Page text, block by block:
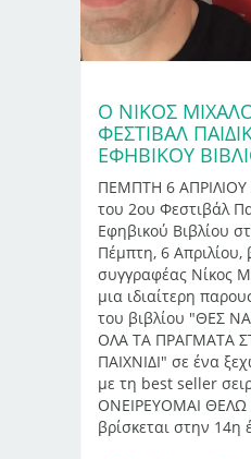
Ο ΝΙΚΟΣ
ΦΕΣΤΙΒΑΛ
ΕΦΗΒΙΚΟΥ
ΠΕΜΠΤΗ 6 ΑΠΡΙΛΙΟΥ
του 2ου Φεστιβάλ
Εφηβικού Βιβλίου
Πέμπτη, 6 Απριλίου,
συγγραφέας Νίκος
μια ιδιαίτερη
του βιβλίου "ΘΕΣ
ΟΛΑ ΤΑ ΠΡΑΓΜΑΤΑ
ΠΑΙΧΝΙΔΙ" σε ένα
με τη best seller
ΟΝΕΙΡΕΥΟΜΑΙ
βρίσκεται στην 14η